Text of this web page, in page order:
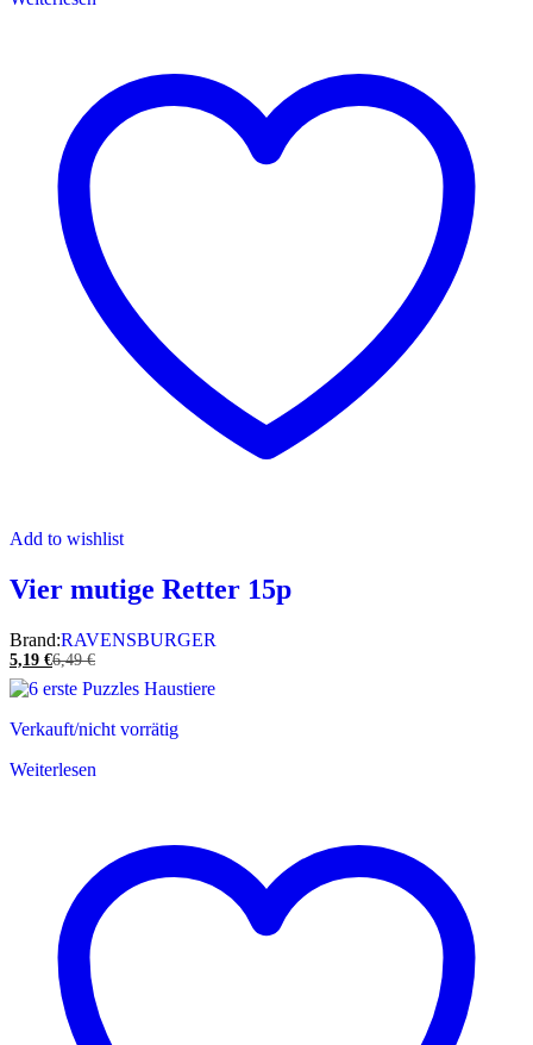
Add to wishlist
Vier mutige Retter 15p
Brand:RAVENSBURGER
5,19 €6,49€
Verkauft/nicht vorrätig
Weiterlesen